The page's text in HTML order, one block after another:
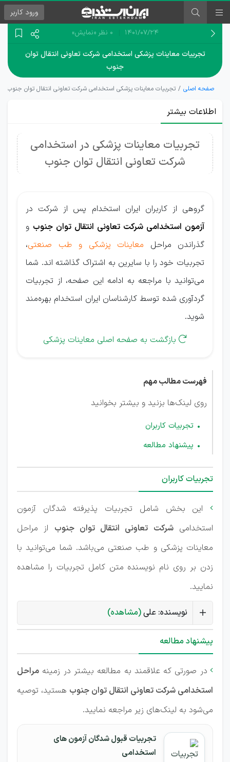
ورود کاربر
۱۴۰۱/۰۷/۲۴ 0 نظر «نمایش»
تجربیات معاینات پزشکی استخدامی شرکت تعاونی انتقال توان
جنوب
صفحه اصلی تجربیات معاینات پزشکی استخدامی شرکت تعاونی انتقال توان جنوب
اطلاعات بیشتر
تجربیات معاینات پزشکی در استخدامی
شرکت تعاونی انتقال توان جنوب
گروهی از کاربران ایران استخدام پس از شرکت در
آزمون استخدامی شرکت تعاونی انتقال توان جنوب و
گذراندن مراحل معاینات پزشکی و طب صنعتی،
تجربیات خود را با سایرین به اشتراک گذاشته اند. شما
می‌توانید با مراجعه به ادامه این صفحه، از تجربیات
گردآوری شده توسط کارشناسان ایران استخدام بهره‌مند
شوید.
 بازگشت به صفحه اصلی معاینات پزشکی
فهرست مطالب مهم
روی لینک‌ها بزنید و بیشتر بخوانید
تجربیات کاربران
پیشنهاد مطالعه
تجربیات کاربران

این بخش شامل تجربیات پذیرفته شدگان آزمون
استخدامیشرکت تعاونی انتقال توان جنوب از مراحل
معاینات پزشکی و طب صنعتی می‌باشد. شما می‌توانید با
زدن بر روی نام نویسنده متن کامل تجربیات را مشاهده
نمایید.
نویسنده: علی(مشاهده)
پیشنهاد مطالعه
 در صورتی که علاقمند به مطالعه بیشتر در زمینه مراحل
استخدامی شرکت تعاونی انتقال توان جنوب هستید، توصیه
می‌شود به لینک‌های زیر مراجعه نمایید.
تجربیات قبول شدگان آزمون های
استخدامی